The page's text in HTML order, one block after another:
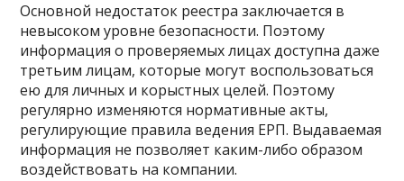
Основной недостаток реестра заключается в
невысоком уровне безопасности. Поэтому
информация о проверяемых лицах доступна даже
третьим лицам, которые могут воспользоваться
ею для личных и корыстных целей. Поэтому
регулярно изменяются нормативные акты,
регулирующие правила ведения ЕРП. Выдаваемая
информация не позволяет каким-либо образом
воздействовать на компании.